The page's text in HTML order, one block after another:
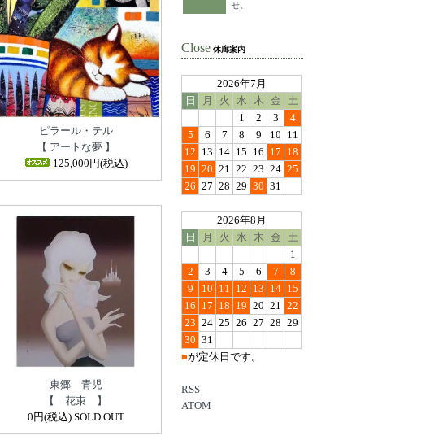
ピラール・テル
【 アートな夢 】
125,000円(税込)
東郷 青児
【 花束 】
0円(税込) SOLD OUT
せ。
Close 休廊案内
2026年7月
日
月 火 水 木 金
土
1
2 3
4
5
6 7 8 9 10 11
12 13 14 15 16 17 18
19 20 21 22 23 24 25
26 27 28 29 30 31
2026年8月
日
月 火 水 木 金
土
1
2
3 4 5 6 7
8
9
10 11 12 13 14 15
16 17 18 19 20 21 22
23 24 25 26 27 28 29
30 31
■が定休日です。
RSS
ATOM